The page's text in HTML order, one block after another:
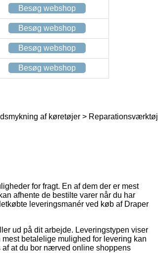
Besøg webshop
Besøg webshop
Besøg webshop
Besøg webshop
af køretøjer > Reparationsværktøj
for fragt. En af dem der er mest
afhente de bestilte varer når du har
leveringsmanér ved køb af Draper
ud på dit arbejde. Leveringstypen viser
betalelige mulighed for levering kan
at du bor nærved online shoppens